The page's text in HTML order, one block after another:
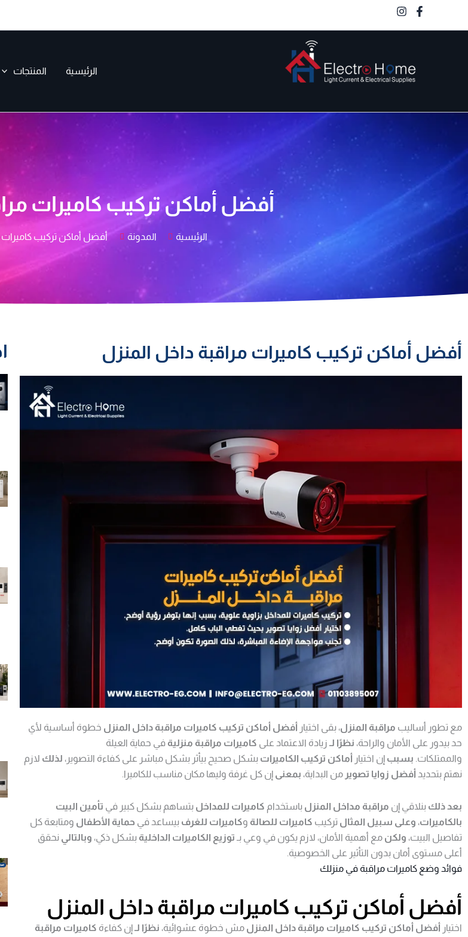
الرئيسية المنتجات
أفضل أماكن تركيب كاميرات
الرئيسية المدونة أفضل أماكن تركيب كاميرات
أفضل أماكن تركيب كاميرات مراقبة داخل المنزل
مع تطور أساليب مراقبة المنزل، بقى اختيار أفضل أماكن تركيب كاميرات مراقبة داخل المنزل خطوة أساسية لأي
حد بيدور على الأمان والراحة، نظرًا لـ زيادة الاعتماد على كاميرات مراقبة منزلية في حماية العيلة
والممتلكات. بسبب إن اختيار أماكن تركيب الكاميرات بشكل صحيح بيأثر بشكل مباشر على كفاءة التصوير، لذلك لازم
نهتم بتحديد أفضل زوايا تصوير من البداية، بمعنى إن كل غرفة وليها مكان مناسب للكاميرا.
بعد ذلك بنلاقي إن مراقبة مداخل المنزل باستخدام كاميرات للمداخل بتساهم بشكل كبير في تأمين البيت
بالكاميرات، وعلى سبيل المثال تركيب كاميرات للصالة وكاميرات للغرف بيساعد في حماية الأطفال ومتابعة كل
تفاصيل البيت، ولكن مع أهمية الأمان، لازم يكون في وعي بـ توزيع الكاميرات الداخلية بشكل ذكي، وبالتالي نحقق
أعلى مستوى أمان بدون التأثير على الخصوصية.
فوائد وضع كاميرات مراقبة في منزلك
أفضل أماكن تركيب كاميرات مراقبة داخل المنزل
اختيار أفضل أماكن تركيب كاميرات مراقبة داخل المنزل مش خطوة عشوائية، نظرًا لـإن كفاءة كاميرات مراقبة